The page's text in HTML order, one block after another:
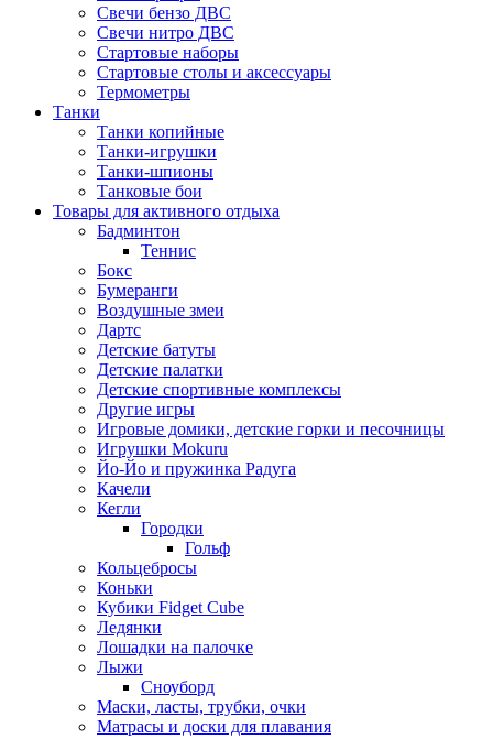
Свечи бензо ДВС
Свечи нитро ДВС
Стартовые наборы
Стартовые столы и аксессуары
Термометры
Танки
Танки копийные
Танки-игрушки
Танки-шпионы
Танковые бои
Товары для активного отдыха
Бадминтон
Теннис
Бокс
Бумеранги
Воздушные змеи
Дартс
Детские батуты
Детские палатки
Детские спортивные комплексы
Другие игры
Игровые домики, детские горки и песочницы
Игрушки Mokuru
Йо-Йо и пружинка Радуга
Качели
Кегли
Городки
Гольф
Кольцебросы
Коньки
Кубики Fidget Cube
Ледянки
Лошадки на палочке
Лыжи
Сноуборд
Маски, ласты, трубки, очки
Матрасы и доски для плавания